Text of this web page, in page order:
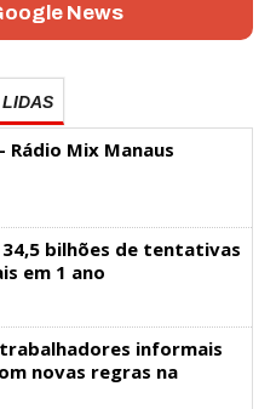
News
Rádio Mix Manaus
bilhões de tentativas
em 1 ano
informais
novas regras na